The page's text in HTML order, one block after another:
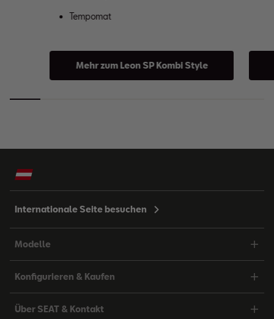
Tempomat
Mehr zum Leon SP Kombi Style
Internationale Seite besuchen
Modelle
Konfigurieren & Kaufen
Über SEAT & Kontakt